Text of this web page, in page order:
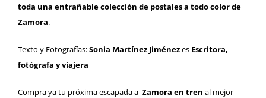
toda una entrañable colección de postales a todo color de
Zamora.
Texto y Fotografías:Sonia Martínez Jiménezes Escritora,
fotógrafa y viajera
Compra ya tu próxima escapada a Zamora en tren al mejor